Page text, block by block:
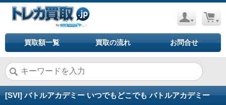
買取額一覧 買取の流れ お問合せ
[SVI] バトルアカデミー いつでもどこでも バトルアカデミー